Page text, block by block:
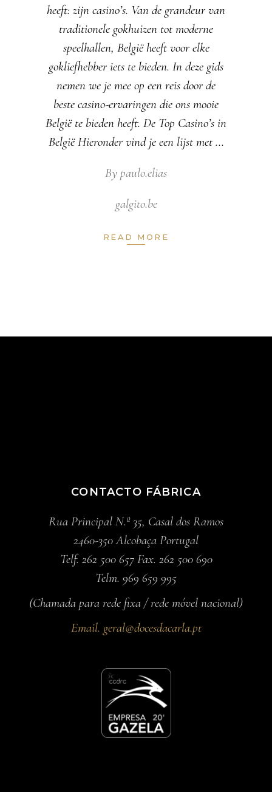
heeft: zijn casino’s. Van de grandeur van
traditionele gokhuizen tot moderne
speelhallen, België heeft voor elke
gokliefhebber iets te bieden. In deze gids
nemen we je mee op een reis door de
beste casino-ervaringen die ons mooie
België te bieden heeft. De Top Casino’s in
België Hieronder vind je een lijst met
By paulo.elias
galgito.be
READ MORE
CONTACTO FÁBRICA
Rua Principal N.º 35, Casal dos Ramos
2460-350 Alcobaça Portugal
Telf. 262 500 657 Fax. 262 500 690
Telm. 969 659 995
(Chamada para rede fixa / rede móvel nacional)
Email. geral@docesdacarla.pt